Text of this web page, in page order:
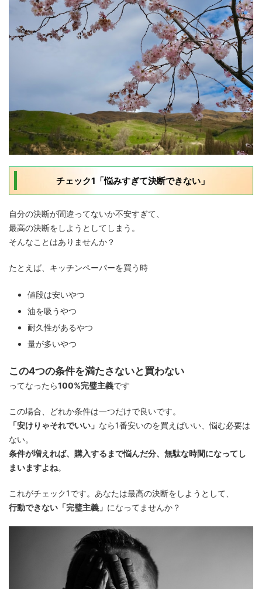
チェック1「悩みすぎて決断できない」
自分の決断が間違ってないか不安すぎて、
最高の決断をしようとしてしまう。
そんなことはありませんか？
たとえば、キッチンペーパーを買う時
値段は安いやつ
油を吸うやつ
耐久性があるやつ
量が多いやつ
この4つの条件を満たさないと買わない
ってなったら100%完璧主義です
この場合、どれか条件は一つだけで良いです。
「安けりゃそれでいい」 なら1番安いのを買えばいい、悩む必要は
ない。
条件が増えれば、購入するまで悩んだ分、無駄な時間になってし
まいますよね。
これがチェック1です。あなたは最高の決断をしようとして、
行動できない「完璧主義」 になってませんか？